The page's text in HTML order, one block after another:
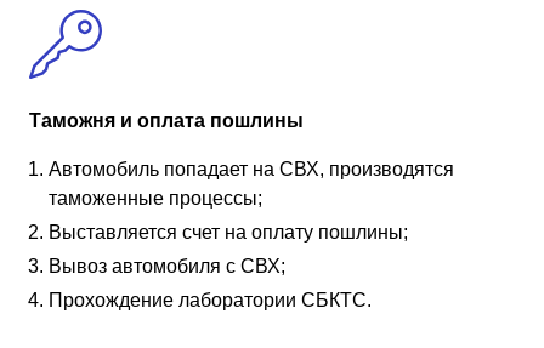
Таможня и оплата пошлины
Автомобиль попадает на СВХ, производятся
таможенные процессы;
Выставляется счет на оплату пошлины;
Вывоз автомобиля с СВХ;
Прохождение лаборатории СБКТС.